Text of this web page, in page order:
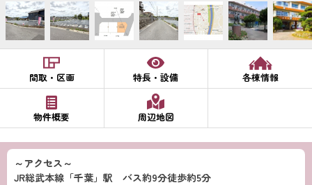
間取・区画 特長・設備 各棟情報
物件概要 周辺地図
～アクセス～
JR総武本線「千葉」駅 バス約9分徒歩約5分